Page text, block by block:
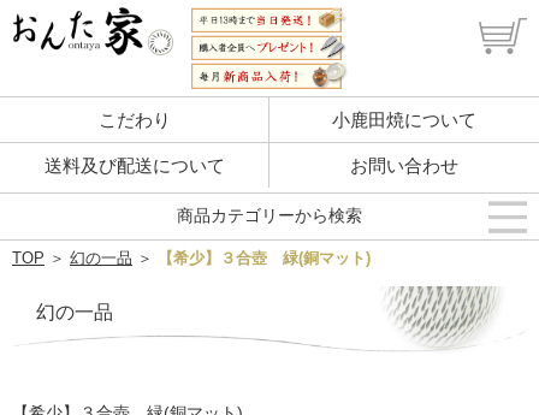
こだわり 小鹿田焼について
送料及び配送について お問い合わせ
TOP ＞ 幻の一品 ＞ 【希少】３合壺 緑(銅マット)
幻の一品
商品カテゴリーから検索